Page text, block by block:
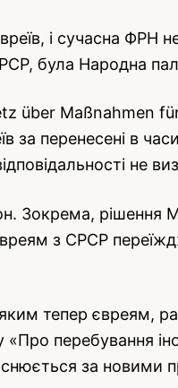
і сучасна ФРН
була Народна
über Maßnahmen
перенесені в часи
не
Зокрема,
з СРСР
тепер євреям,
перебування
за новими